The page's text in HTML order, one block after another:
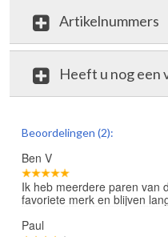
Artikelnummers
Heeft u nog een
Beoordelingen (2):
Ben V
Ik heb meerdere paren van
favoriete merk en blijven
Paul